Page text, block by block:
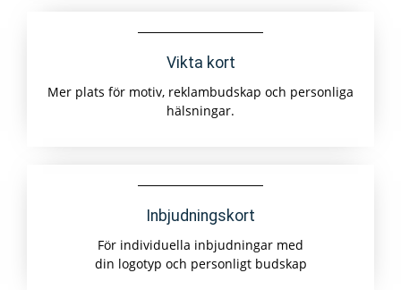
Vikta kort
Mer plats för motiv, reklambudskap och personliga
hälsningar.
Inbjudningskort
För individuella inbjudningar med
din logotyp och personligt budskap